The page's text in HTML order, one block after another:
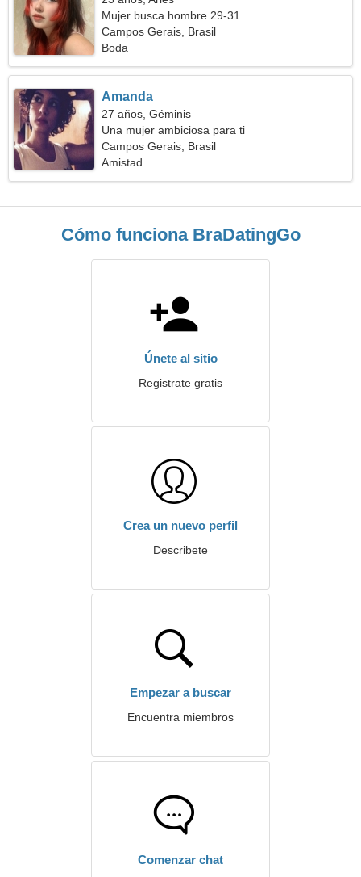
Mujer busca hombre 29-31
Campos Gerais, Brasil
Boda
Amanda
27 años, Géminis
Una mujer ambiciosa para ti
Campos Gerais, Brasil
Amistad
Cómo funciona BraDatingGo
Únete al sitio
Registrate gratis
Crea un nuevo perfil
Describete
Empezar a buscar
Encuentra miembros
Comenzar chat